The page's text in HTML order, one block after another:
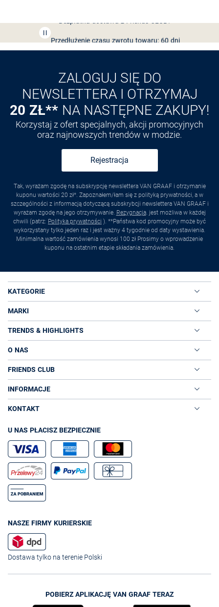
Odkryj aplikację VANGRAAF
ZALOGUJ SIĘ DO
NEWSLETTERA I OTRZYMAJ
20 ZŁ** NA NASTĘPNE ZAKUPY!
Korzystaj z ofert specjalnych, akcji promocyjnych
oraz najnowszych trendów w modzie.
Rejestracja
Tak, wyrażam zgodę na subskrypcję newslettera VAN GRAAF i otrzymanie
kuponu wartości 20 zł*. Zapoznałem/łam się z polityką prywatności, a w
szczególności z informacją dotyczącą subskrybcji newslettera VAN GRAAF i
wyrażam zgodę na jego otrzymywanie. Rezygnacja. jest możliwa w każdej
chwili (patrz: Polityka prywatności ). **Państwa kod promocyjny może być
wykorzystany tylko jeden raz i jest ważny 4 tygodnie od daty wystawienia.
Minimalna wartość zamówienia wynosi 100 zł Prosimy o wprowadzenie
kuponu na ostatnim etapie składania zamówienia.
KATEGORIE
MARKI
TRENDS & HIGHLIGHTS
O NAS
FRIENDS CLUB
INFORMACJE
KONTAKT
U NAS PŁACISZ BEZPIECZNIE
NASZE FIRMY KURIERSKIE
Dostawa tylko na terenie Polski
POBIERZ APLIKACJĘ VAN GRAAF TERAZ